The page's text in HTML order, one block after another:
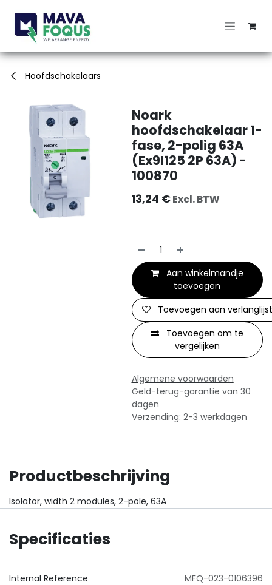
Hoofdschakelaars
Noark
hoofdschakelaar 1-
fase, 2-polig 63A
(Ex9I125 2P 63A) -
100870
13,24 €Excl. BTW
Aan winkelmandje
toevoegen
Toevoegen om te
vergelijken
Toevoegen aan verlanglijst
Algemene voorwaarden
Geld-terug-garantie van 30
dagen
Verzending: 2-3 werkdagen
Productbeschrijving
Isolator, width 2 modules, 2-pole, 63A
Specificaties
Internal Reference MFQ-023-0106396